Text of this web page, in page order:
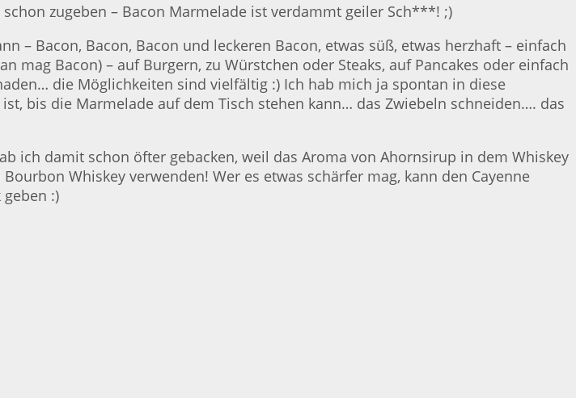
zugeben – Bacon Marmelade ist verdammt geiler Sch***! ;)
– Bacon, Bacon, Bacon und leckeren Bacon, etwas süß, etwas herzhaft – einfach
mag Bacon) – auf Burgern, zu Würstchen oder Steaks, auf Pancakes oder einfach
die Möglichkeiten sind vielfältig :) Ich hab mich ja spontan in diese
bis die Marmelade auf dem Tisch stehen kann… das Zwiebeln schneiden…. das
ich damit schon öfter gebacken, weil das Aroma von Ahornsirup in dem Whiskey
Whiskey verwenden! Wer es etwas schärfer mag, kann den Cayenne
:)